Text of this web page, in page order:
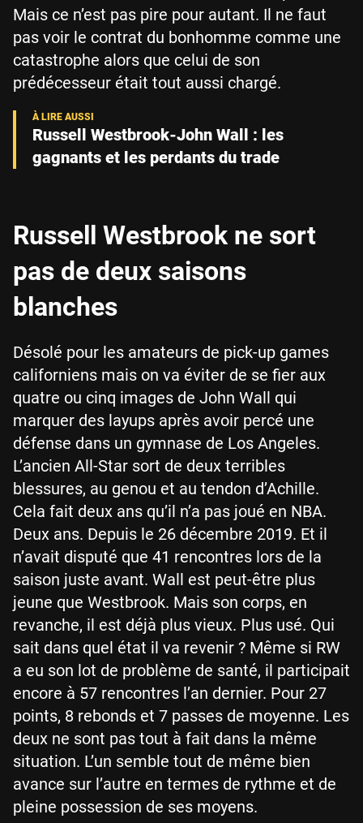
Mais ce n’est pas pire pour autant. Il ne faut
pas voir le contrat du bonhomme comme une
catastrophe alors que celui de son
prédécesseur était tout aussi chargé.
Russell Westbrook-John Wall : les
gagnants et les perdants du trade
Russell Westbrook ne sort
pas de deux saisons
blanches
Désolé pour les amateurs de pick-up games
californiens mais on va éviter de se fier aux
quatre ou cinq images de John Wall qui
marquer des layups après avoir percé une
défense dans un gymnase de Los Angeles.
L’ancien All-Star sort de deux terribles
blessures, au genou et au tendon d’Achille.
Cela fait deux ans qu’il n’a pas joué en NBA.
Deux ans. Depuis le 26 décembre 2019. Et il
n’avait disputé que 41 rencontres lors de la
saison juste avant. Wall est peut-être plus
jeune que Westbrook. Mais son corps, en
revanche, il est déjà plus vieux. Plus usé. Qui
sait dans quel état il va revenir ? Même si RW
a eu son lot de problème de santé, il participait
encore à 57 rencontres l’an dernier. Pour 27
points, 8 rebonds et 7 passes de moyenne. Les
deux ne sont pas tout à fait dans la même
situation. L’un semble tout de même bien
avance sur l’autre en termes de rythme et de
pleine possession de ses moyens.